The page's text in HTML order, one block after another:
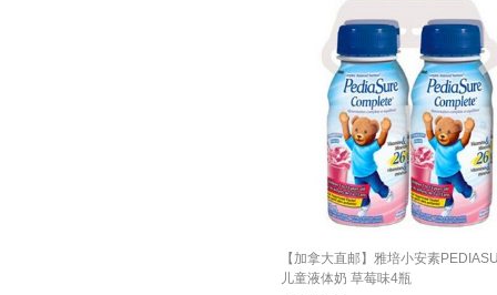
【加拿大直邮】雅培小安素
儿童液体奶 草莓味4瓶